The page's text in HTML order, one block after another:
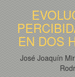
EN DOS
José Joaquín